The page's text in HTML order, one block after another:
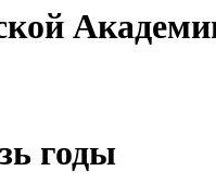
годы